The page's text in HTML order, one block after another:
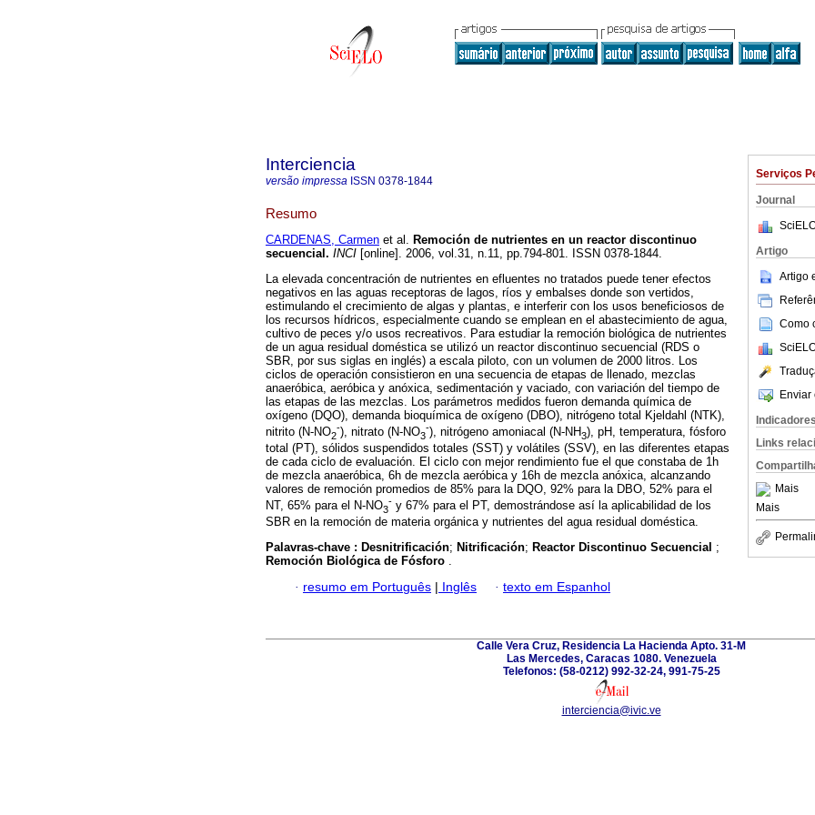
Serviços
Journal
Artigo
Artigo
Como
Enviar
Indicadores
Links
Mais
Mais
Interciencia
versão impressa ISSN 0378-1844
Resumo
CARDENAS, Carmen et al. Remoción de nutrientes en un reactor discontinuo
secuencial . INCI [online]. 2006, vol.31, n.11, pp.794-801. ISSN 0378-1844.
La elevada concentración de nutrientes en efluentes no tratados puede tener efectos
negativos en las aguas receptoras de lagos, ríos y embalses donde son vertidos,
estimulando el crecimiento de algas y plantas, e interferir con los usos beneficiosos de
los recursos hídricos, especialmente cuando se emplean en el abastecimiento de agua,
cultivo de peces y/o usos recreativos. Para estudiar la remoción biológica de nutrientes
de un agua residual doméstica se utilizó un reactor discontinuo secuencial (RDS o
SBR, por sus siglas en inglés) a escala piloto, con un volumen de 2000 litros. Los
ciclos de operación consistieron en una secuencia de etapas de llenado, mezclas
anaeróbica, aeróbica y anóxica, sedimentación y vaciado, con variación del tiempo de
las etapas de las mezclas. Los parámetros medidos fueron demanda química de
oxígeno (DQO), demanda bioquímica de oxígeno (DBO), nitrógeno total Kjeldahl (NTK),
nitrito (N-NO2
-), nitrato (N-NO3
-), nitrógeno amoniacal (N-NH3), pH, temperatura, fósforo
total (PT), sólidos suspendidos totales (SST) y volátiles (SSV), en las diferentes etapas
de cada ciclo de evaluación. El ciclo con mejor rendimiento fue el que constaba de 1h
de mezcla anaeróbica, 6h de mezcla aeróbica y 16h de mezcla anóxica, alcanzando
valores de remoción promedios de 85% para la DQO, 92% para la DBO, 52% para el
NT, 65% para el N-NO3
- y 67% para el PT, demostrándose así la aplicabilidad de los
SBR en la remoción de materia orgánica y nutrientes del agua residual doméstica.
Palavras-chave : Desnitrificación; Nitrificación; Reactor Discontinuo Secuencial ;
Remoción Biológica de Fósforo .
· resumo em Português | Inglês · texto em Espanhol
Calle Vera Cruz, Residencia La Hacienda Apto. 31-M
Las Mercedes, Caracas 1080. Venezuela
Telefonos: (58-0212) 992-32-24, 991-75-25
interciencia@ivic.ve